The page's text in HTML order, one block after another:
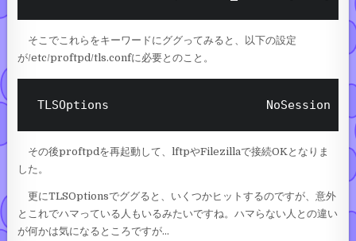
そこでこれらをキーワードにググってみると、以下の設定
が/etc/proftpd/tls.confに必要とのこと。
その後proftpdを再起動して、lftpやFilezillaで接続OKとなりま
した。
更にTLSOptionsでググると、いくつかヒットするのですが、意外
とこれでハマっている人もいるみたいですね。ハマらない人との違い
が何かは気になるところですが…